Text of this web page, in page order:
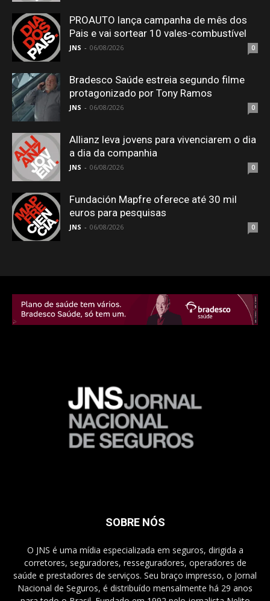
PROAUTO lança campanha de mês dos
Pais e vai sortear 10 vales-combustível
JNS - 06/08/2026 0
Bradesco Saúde estreia segundo filme
protagonizado por Tony Ramos
JNS - 06/08/2026 0
Allianz leva jovens para vivenciarem o dia
a dia da companhia
JNS - 06/08/2026 0
Fundación Mapfre oferece até 30 mil
euros para pesquisas
JNS - 06/08/2026 0
SOBRE NÓS
O JNS é uma mídia especializada em seguros, dirigida a
corretores, seguradores, resseguradores, operadores de
saúde e prestadores de serviços. Seu braço impresso, o Jornal
Nacional de Seguros, é distribuído mensalmente há 29 anos